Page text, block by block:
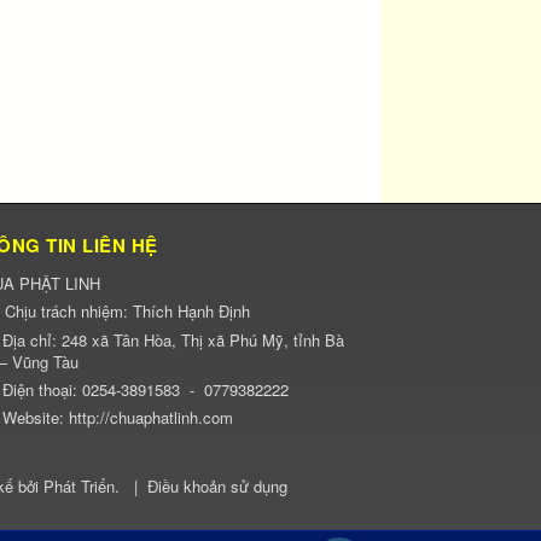
TIN LIÊN HỆ
PHẬT LINH
Chịu trách nhiệm: Thích Hạnh Định
Địa chỉ: 248 xã Tân Hòa, Thị xã Phú Mỹ, tỉnh Bà
Vũng Tàu
Điện thoại: 0254-3891583 - 0779382222
Website: http://chuaphatlinh.com
bởi Phát Triển. | Điều khoản sử dụng